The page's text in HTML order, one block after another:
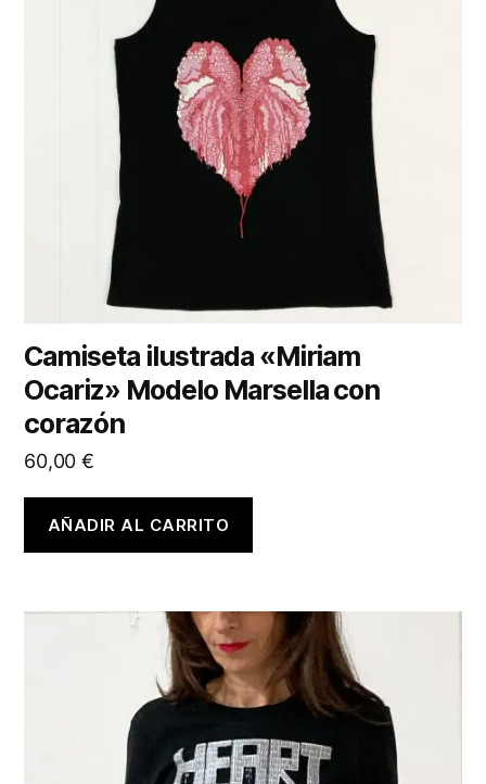
Camiseta ilustrada «Miriam
Ocariz» Modelo Marsella con
corazón
60,00 €
AÑADIR AL CARRITO